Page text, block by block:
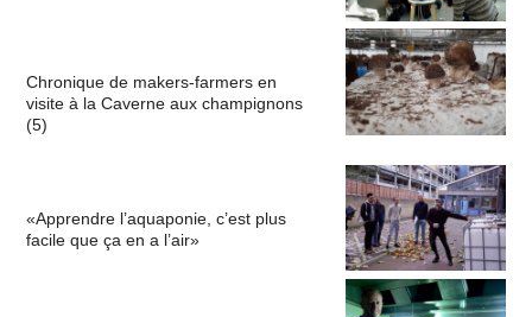
Chronique de makers-farmers en
visite à la Caverne aux champignons
(5)
«Apprendre l’aquaponie, c’est plus
facile que ça en a l’air»